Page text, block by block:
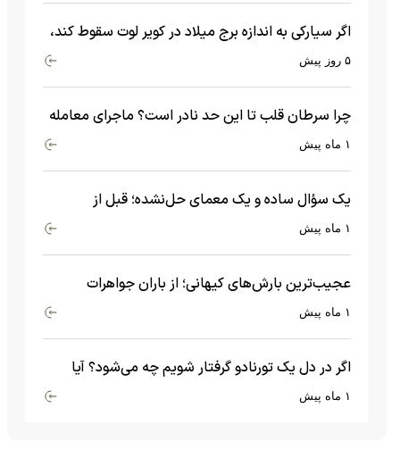
اگر سیارکی به اندازه برج میلاد در کویر لوت سقوط کند،
چه اتفاقی می‌افتد؟
۵ روز پیش
چرا سرطان قلب تا این حد نادر است؟ ماجرای معامله
عجیبی که در بدن اتفاق می‌افتد!۱ ماه پیش
یک سؤال ساده و یک معمای حل‌نشده؛ قبل از
بیگ‌بنگ و آغاز جهان چه چیزی وجود داشت؟۱ ماه پیش
عجیب‌ترین بارش‌های کیهانی؛ از باران جواهرات
گران‌قیمت تا بارش آهن و شیشه۱ ماه پیش
اگر در دل یک تورنادو گرفتار شویم چه می‌شود؟ آیا
امکان زنده ماندن وجود دارد؟۱ ماه پیش